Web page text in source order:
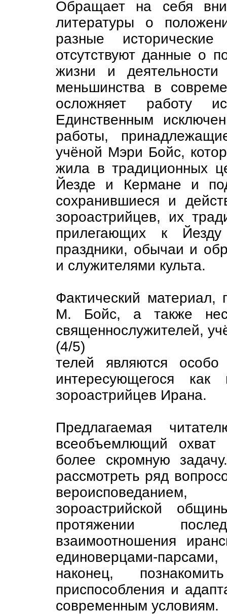
Обращает на себя
литературы о
разные
отсутствуют данные о
жизни и деятельности
меньшинства в
осложняет работу
Единственным
работы,
учёной Мэри Бойс,
жила в традиционных
Йезде и Кермане и
сохранившиеся и
зороастрийцев, их
прилегающих к
праздники, обычаи и
и служителями культа.
Фактический материал,
М. Бойс, а также
священнослужителей,
(4/5)
телей являются
интересующегося
зороастрийцев Ирана.
Предлагаемая
всеобъемлющий
более скромную
рассмотреть ряд
зороастрийской
протяжении
взаимоотношения
единоверцами-
наконец,
приспособления и
современным условиям.